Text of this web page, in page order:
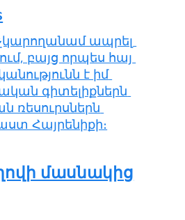
ապրել
բայց որպես հայ
է իմ
գիտելիքներն
ռեսուրսներն
Հայրենիքի։
մասնակից